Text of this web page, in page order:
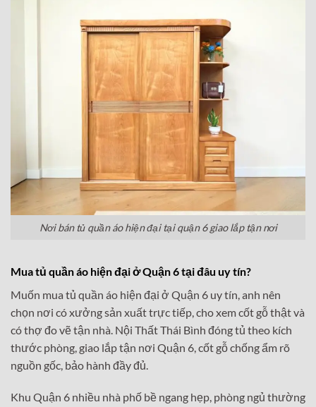
Nơi bán tủ quần áo hiện đại tại quận 6 giao lắp tận nơi
Mua tủ quần áo hiện đại ở Quận 6 tại đâu uy tín?
Muốn mua tủ quần áo hiện đại ở Quận 6 uy tín, anh nên
chọn nơi có xưởng sản xuất trực tiếp, cho xem cốt gỗ thật và
có thợ đo vẽ tận nhà. Nội Thất Thái Bình đóng tủ theo kích
thước phòng, giao lắp tận nơi Quận 6, cốt gỗ chống ẩm rõ
nguồn gốc, bảo hành đầy đủ.
Khu Quận 6 nhiều nhà phố bề ngang hẹp, phòng ngủ thường